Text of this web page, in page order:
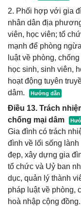
2. Phối hợp với gia
nhân dân địa
viên, học viên; tổ
mạnh để phòng
luật về phòng,
học sinh, sinh viên,
hoạt động tuyên
dâm.
Điều 13. Trách
chống mại dâm
Gia đình có trách
đình về lối sống lành
đẹp, xây dựng gia
tổ chức và Uỷ ban
dục, quản lý thành
pháp luật về phòng,
hoà nhập cộng đồng.